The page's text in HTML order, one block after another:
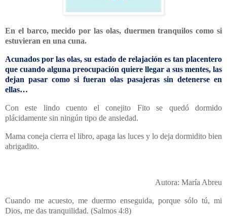
En el barco, mecido por las olas, duermen tranquilos como si
estuvieran en una cuna.
Acunados por las olas, su estado de relajación es tan placentero
que cuando alguna preocupación quiere llegar a sus mentes, las
dejan pasar como si fueran olas pasajeras sin detenerse en
ellas…
Con este lindo cuento el conejito Fito se quedó dormido
plácidamente sin ningún tipo de ansiedad.
Mama coneja cierra el libro, apaga las luces y lo deja dormidito bien
abrigadito.
Autora: María Abreu
Cuando me acuesto, me duermo enseguida, porque sólo tú, mi
Dios, me das tranquilidad. (Salmos 4:8)